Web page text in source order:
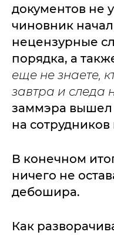
документов не
чиновник
нецензурные
порядка, а
еще не знаете,
завтра и следа
заммэра
на
В конечном
ничего не
дебошира.
Как